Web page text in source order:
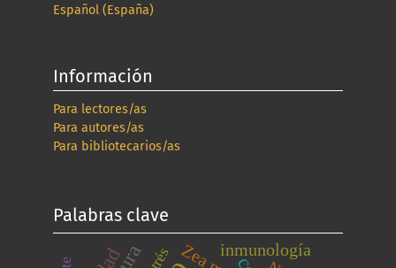
Español (España)
Información
Para lectores/as
Para autores/as
Para bibliotecarios/as
Palabras clave
inmunología